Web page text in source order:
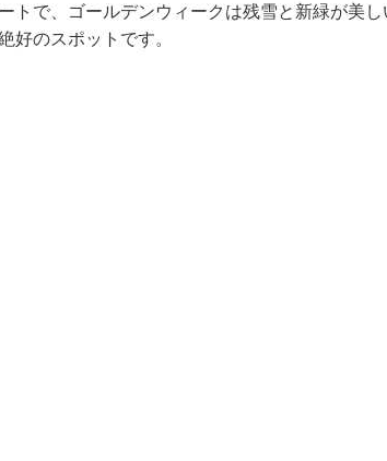
トで、ゴールデンウィークは残雪と新緑が美
好のスポットです。